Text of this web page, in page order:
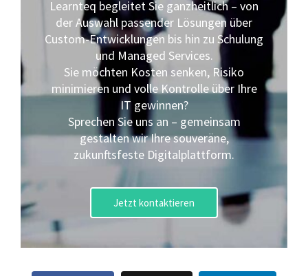
Learnteq begleitet Sie ganzheitlich – von
der Auswahl passender Lösungen über
Custom-Entwicklungen bis hin zu Schulung
und Managed Services.
Sie möchten Kosten senken, Risiko
minimieren und volle Kontrolle über Ihre
IT gewinnen?
Sprechen Sie uns an – gemeinsam
gestalten wir Ihre souveräne,
zukunftsfeste Digitalplattform.
Jetzt kontaktieren